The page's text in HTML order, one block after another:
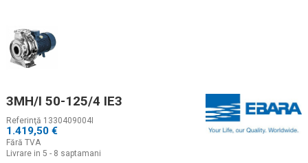
3MH/I 50-125/4 IE3
Referinţă 1330409004I
1.419,50 €
Fără TVA
Livrare in 5 - 8 saptamani